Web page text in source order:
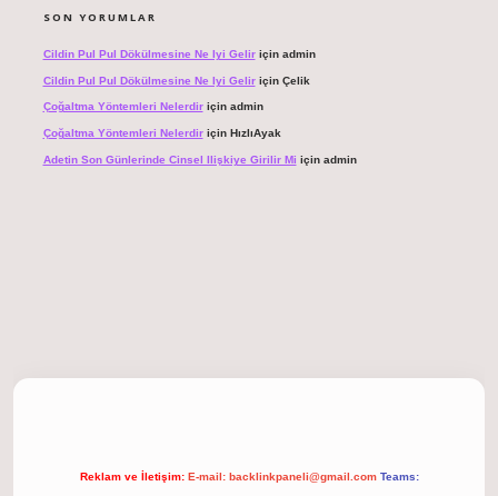
SON YORUMLAR
Cildin Pul Pul Dökülmesine Ne Iyi Geliriçin admin
Cildin Pul Pul Dökülmesine Ne Iyi Geliriçin Çelik
Çoğaltma Yöntemleri Nelerdiriçin admin
Çoğaltma Yöntemleri Nelerdiriçin HızlıAyak
Adetin Son Günlerinde Cinsel Ilişkiye Girilir Mi için admin
Reklam ve İletişim: E-mail: backlinkpaneli@gmail.com Teams: